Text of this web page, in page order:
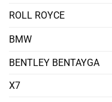
ROLL ROYCE
BMW
BENTLEY BENTAYGA
X7